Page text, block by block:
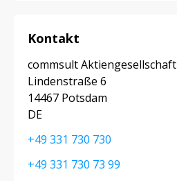
Kontakt
commsult Aktiengesellschaft
Lindenstraße 6
14467 Potsdam
DE
+49 331 730 730
+49 331 730 73 99